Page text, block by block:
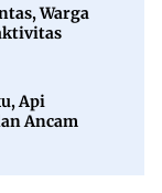
Warga
Api
Ancam